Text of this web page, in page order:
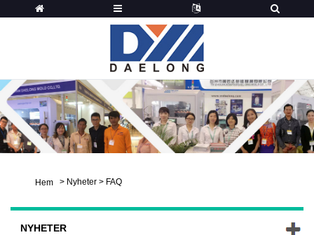
Hem > Nyheter > FAQ
NYHETER